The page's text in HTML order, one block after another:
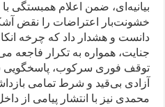
بیانیه‌ای، ضمن اعلام همبستگی
خشونت‌بار اعتراضات را نقض
دانست و هشدار داد که چرخه
جنایت، همواره به تکرار فاجعه
توقف فوری سرکوب، پاسخگویی
آزادی بی‌قید و شرط تمامی
محمدی نیز با انتشار پیامی از